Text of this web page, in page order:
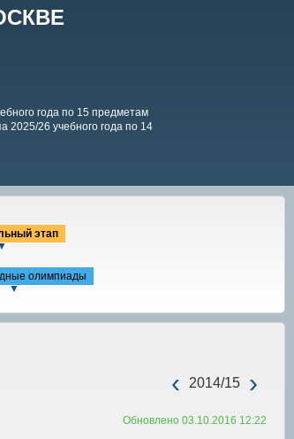
года по 15 предметам
2025/26 учебного года по 14
этап
олимпиады
▼
‹ 2014/15 ›
Обновлено 03.10.2016 12:22